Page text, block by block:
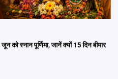
स्नान पूर्णिमा, जानें क्यों 15 दिन बीमार